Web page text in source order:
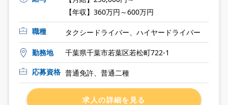
【年収】360万円～600万円
職種
タクシードライバー、ハイヤードライバー
勤務地
千葉県千葉市若葉区若松町722-1
応募資格 普通免許、普通二種
求人の詳細を見る